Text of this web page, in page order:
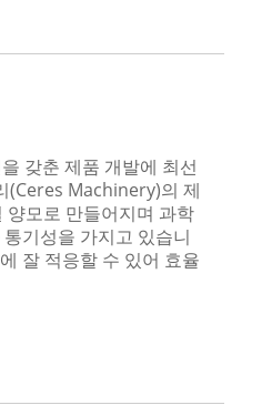
갖춘 제품 개발에 최선
(Ceres Machinery)의 제
모로 만들어지며 과학
기성을 가지고 있습니
잘 적응할 수 있어 효율